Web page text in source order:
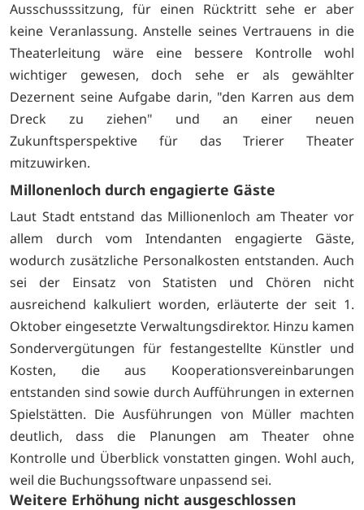
Ausschusssitzung, für einen Rücktritt sehe er aber
keine Veranlassung. Anstelle seines Vertrauens in die
Theaterleitung wäre eine bessere Kontrolle wohl
wichtiger gewesen, doch sehe er als gewählter
Dezernent seine Aufgabe darin, "den Karren aus dem
Dreck zu ziehen" und an einer neuen
Zukunftsperspektive für das Trierer Theater
mitzuwirken.
Millonenloch durch engagierte Gäste
Laut Stadt entstand das Millionenloch am Theater vor
allem durch vom Intendanten engagierte Gäste,
wodurch zusätzliche Personalkosten entstanden. Auch
sei der Einsatz von Statisten und Chören nicht
ausreichend kalkuliert worden, erläuterte der seit 1.
Oktober eingesetzte Verwaltungsdirektor. Hinzu kamen
Sondervergütungen für festangestellte Künstler und
Kosten, die aus Kooperationsvereinbarungen
entstanden sind sowie durch Aufführungen in externen
Spielstätten. Die Ausführungen von Müller machten
deutlich, dass die Planungen am Theater ohne
Kontrolle und Überblick vonstatten gingen. Wohl auch,
weil die Buchungssoftware unpassend sei.
Weitere Erhöhung nicht ausgeschlossen